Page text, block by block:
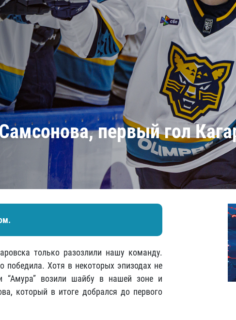
Амур
Барыс
Салават Юлаев
первый гол
только разозлили нашу команду.
победила. Хотя в некоторых эпизодах не
“Амура” возили шайбу в нашей зоне и
который в итоге добрался до первого